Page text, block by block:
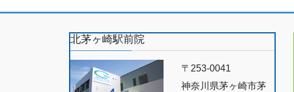
北茅ヶ崎駅前院
〒253-0041
神奈川県茅ヶ崎市茅